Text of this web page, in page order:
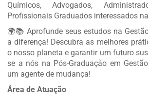
Químicos, Advogados,
Profissionais Graduados interessados
🌍📚 Aprofunde seus estudos na
a diferença! Descubra as melhores
o nosso planeta e garantir um futuro
se a nós na Pós-Graduação em
um agente de mudança!
Área de Atuação